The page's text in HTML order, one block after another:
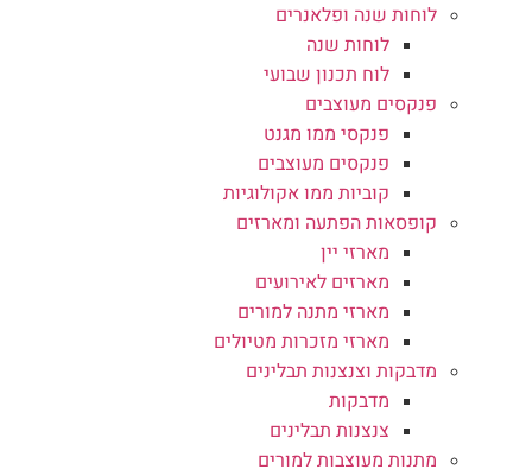
לוחות שנה ופלאנרים
לוחות שנה
לוח תכנון שבועי
פנקסים מעוצבים
פנקסי ממו מגנט
פנקסים מעוצבים
קוביות ממו אקולוגיות
קופסאות הפתעה ומארזים
מארזי יין
מארזים לאירועים
מארזי מתנה למורים
מארזי מזכרות מטיולים
מדבקות וצנצנות תבלינים
מדבקות
צנצנות תבלינים
מתנות מעוצבות למורים